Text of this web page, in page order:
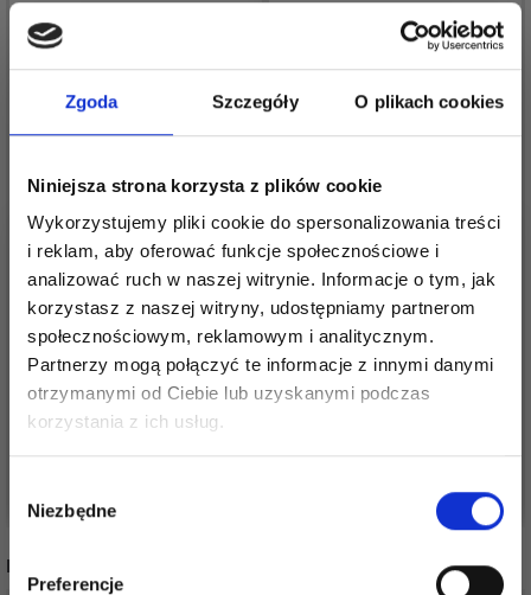
Zgoda Szczegóły O plikach cookies
Niniejsza strona korzysta z plików cookie
Wykorzystujemy pliki cookie do spersonalizowania treści
i reklam, aby oferować funkcje społecznościowe i
analizować ruch w naszej witrynie. Informacje o tym, jak
korzystasz z naszej witryny, udostępniamy partnerom
społecznościowym, reklamowym i analitycznym.
Partnerzy mogą połączyć te informacje z innymi danymi
otrzymanymi od Ciebie lub uzyskanymi podczas
korzystania z ich usług.
zgody
Niezbędne
Preferencje
OCZKO ROLKI (2 SZT.)
Cena od2,10 zł
NOSEK Z
PIERŚCIENIEM
BLOKUJĄCYM 1 SZT
Cena od2,60 zł
INNI TEŻ WIDZIELI
Oszczędź nawet do 50%
miłośników włóczek i uzyskaj wyłączny
dostęp do inspirujących wzorów na druty i